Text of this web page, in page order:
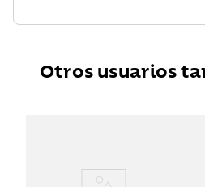
Otros usuarios